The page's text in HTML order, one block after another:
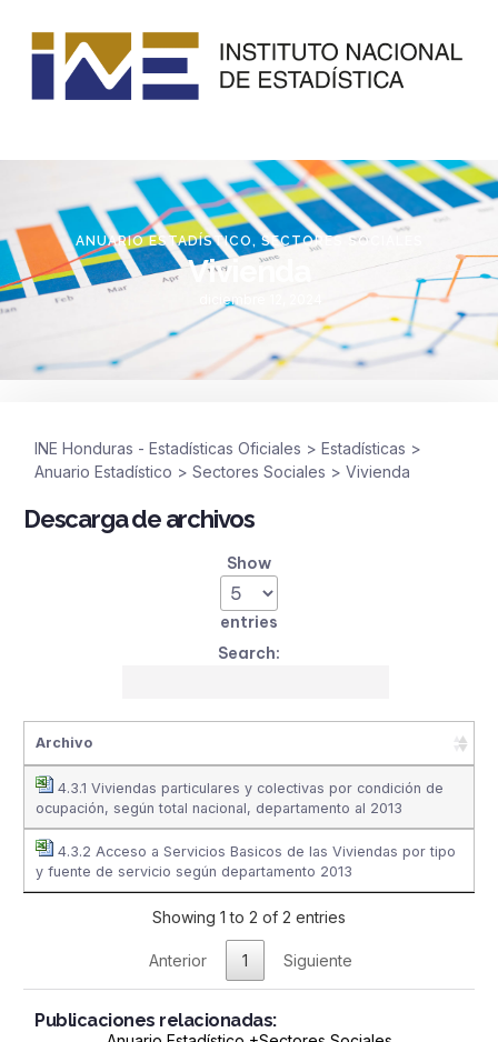
ANUARIO ESTADÍSTICO, SECTORES SOCIALES
Vivienda
diciembre 12, 2024
INE Honduras - Estadísticas Oficiales > Estadísticas >
Anuario Estadístico > Sectores Sociales > Vivienda
Descarga de archivos
Show
entries
Search:
Archivo
4.3.1 Viviendas particulares y colectivas por condición de
ocupación, según total nacional, departamento al 2013
4.3.2 Acceso a Servicios Basicos de las Viviendas por tipo
y fuente de servicio según departamento 2013
Showing 1 to 2 of 2 entries
Anterior 1 Siguiente
Publicaciones relacionadas: